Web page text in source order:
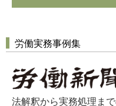
労働実務事例集
法解釈から実務処理ま